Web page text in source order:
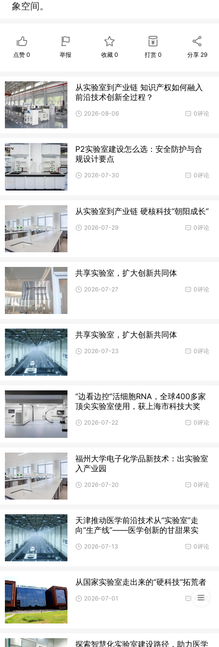
象空间。
点赞0 举报 收藏 0 打赏0 分享 29
从实验室到产业链 知识产权如何融入
前沿技术创新全过程？
0评论
2026-08-06
P2实验室建设怎么选：安全防护与合
规设计要点
0评论
2026-07-30
从实验室到产业链 硬核科技“朝阳成长”
0评论
2026-07-29
共享实验室，扩大创新共同体
0评论
2026-07-27
共享实验室，扩大创新共同体
0评论
2026-07-23
“边看边控”活细胞RNA，全球400多家
顶尖实验室使用，获上海市科技大奖
0评论
2026-07-22
福州大学电子化学品新技术：出实验室
入产业园
0评论
2026-07-20
天津推动医学前沿技术从“实验室”走
向“生产线”——医学创新的甘甜果实
0评论
2026-07-13
从国家实验室走出来的“硬科技”拓荒者
0评论
2026-07-01
探索智慧化实验室建设路径，助力医学